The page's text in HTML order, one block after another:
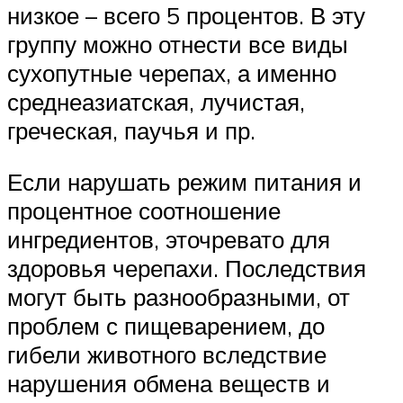
низкое – всего 5 процентов. В эту
группу можно отнести все виды
сухопутные черепах, а именно
среднеазиатская, лучистая,
греческая, паучья и пр.
Если нарушать режим питания и
процентное соотношение
ингредиентов, эточревато для
здоровья черепахи. Последствия
могут быть разнообразными, от
проблем с пищеварением, до
гибели животного вследствие
нарушения обмена веществ и